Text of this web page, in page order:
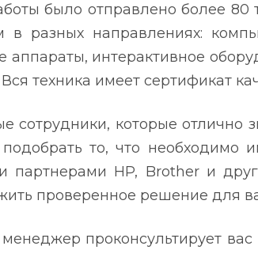
было отправлено более 80
разных направлениях:
аппараты, интерактивное
техника имеет сертификат
сотрудники, которые отлично
подобрать то, что
партнерами HP, Brother и
проверенное решение для
проконсультирует